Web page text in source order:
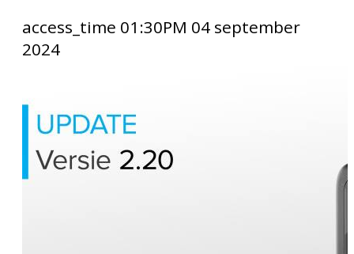
access_time 01:30PM 04 september
2024